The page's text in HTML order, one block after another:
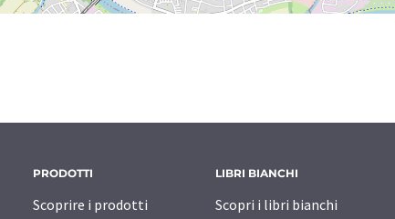
PRODOTTI
Scoprire i prodotti
LIBRI BIANCHI
Scopri i libri bianchi